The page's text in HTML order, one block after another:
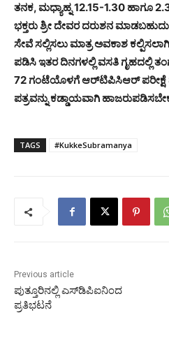
ತನಕ, ಮಧ್ಯಾಹ್ನ 12.15-1.30 ಹಾಗೂ
ಭಕ್ತರು ಶ್ರೀ ದೇವರ ದರುಶನ
ಸೇವೆ ಸಲ್ಲಿಸಲು ಮಾತ್ರ ಅವಕಾಶ
ಪಡಿಸಿ ಇತರ ದಿನಗಳಲ್ಲಿ ವಸತಿ ಗೃಹದಲ್ಲಿ
72 ಗಂಟೆಯೊಳಗೆ ಆರ್‌ಟಿಪಿಸಿಆರ್
ಪತ್ರವನ್ನು ಕಡ್ಡಾಯವಾಗಿ
TAGS #KukkeSubramanya
Previous article
ಪುತ್ತೂರಿನಲ್ಲಿ ಎಸ್‌ಡಿಪಿಐನಿಂದ
ಪ್ರತಿಭಟನೆ